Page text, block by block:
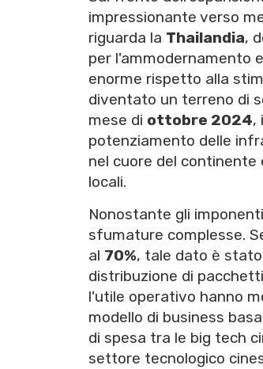
impressionante verso
riguarda la Thailandia,
per l'ammodernamento
enorme rispetto alla
diventato un terreno di
mese di ottobre 2024,
potenziamento delle
nel cuore del
locali.
Nonostante gli
sfumature complesse.
al 70%, tale dato è
distribuzione di
l'utile operativo hanno
modello di business
di spesa tra le big tech
settore tecnologico